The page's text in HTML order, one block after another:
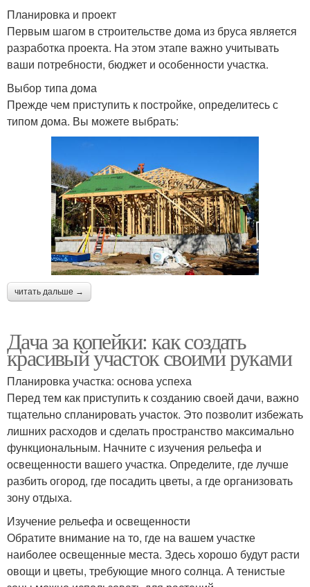
Планировка и проект
Первым шагом в строительстве дома из бруса является
разработка проекта. На этом этапе важно учитывать
ваши потребности, бюджет и особенности участка.
Выбор типа дома
Прежде чем приступить к постройке, определитесь с
типом дома. Вы можете выбрать:
читать дальше →
Дача за копейки: как создать
красивый участок своими руками
Планировка участка: основа успеха
Перед тем как приступить к созданию своей дачи, важно
тщательно спланировать участок. Это позволит избежать
лишних расходов и сделать пространство максимально
функциональным. Начните с изучения рельефа и
освещенности вашего участка. Определите, где лучше
разбить огород, где посадить цветы, а где организовать
зону отдыха.
Изучение рельефа и освещенности
Обратите внимание на то, где на вашем участке
наиболее освещенные места. Здесь хорошо будут расти
овощи и цветы, требующие много солнца. А тенистые